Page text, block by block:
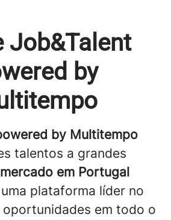
Job&Talent
by
by Multitempo
talentos a grandes
mercado em Portugal
uma plataforma líder no
em todo o